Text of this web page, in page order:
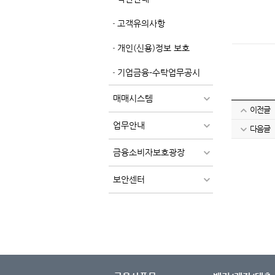
고객유의사항
개인(신용)정보 보호
기업금융-수탁업무공시
매매시스템
업무안내
금융소비자보호광장
보안센터
이전글
다음글